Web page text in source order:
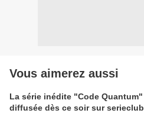
Vous aimerez aussi
La série inédite "Code Quantum"
diffusée dès ce soir sur serieclub